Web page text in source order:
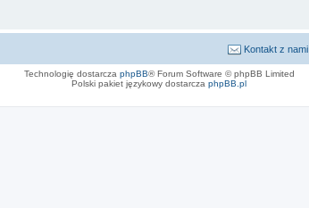
Kontakt z nami
Technologię dostarcza phpBB® Forum Software © phpBB Limited
Polski pakiet językowy dostarcza phpBB.pl